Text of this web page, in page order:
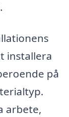
installera
på
arbete,